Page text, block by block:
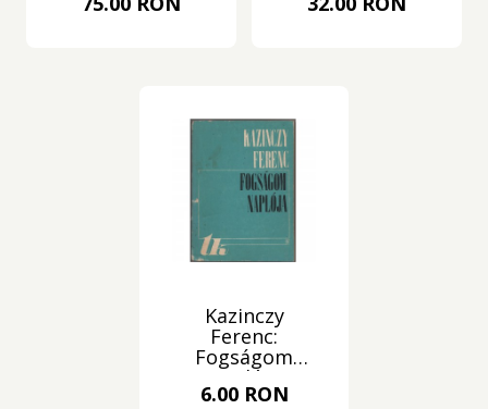
kötet)
Kazinczy
Ferenc:
Fogságom
naplója
6.00 RON